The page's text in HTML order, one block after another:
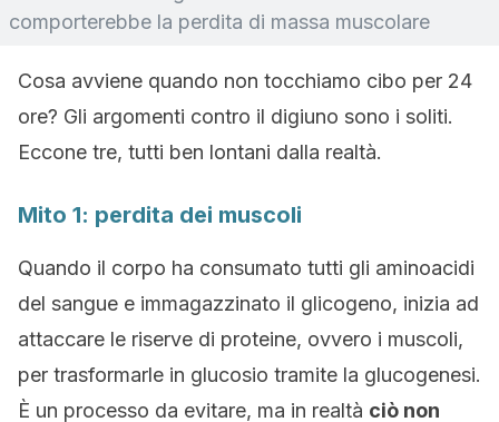
comporterebbe la perdita di massa muscolare
Cosa avviene quando non tocchiamo cibo per 24
ore? Gli argomenti contro il digiuno sono i soliti.
Eccone tre, tutti ben lontani dalla realtà.
Mito 1: perdita dei muscoli
Quando il corpo ha consumato tutti gli aminoacidi
del sangue e immagazzinato il glicogeno, inizia ad
attaccare le riserve di proteine, ovvero i muscoli,
per trasformarle in glucosio tramite la glucogenesi.
È un processo da evitare, ma in realtà ciò non